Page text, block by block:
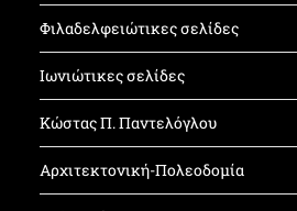
Φιλαδελφειώτικες σελίδες
Ιωνιώτικες σελίδες
Κώστας Π. Παντελόγλου
Αρχιτεκτονική-Πολεοδομία